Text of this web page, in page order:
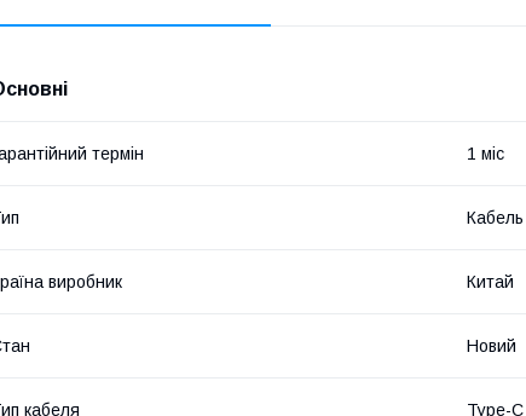
термін 1 міс
Кабель
виробник Китай
Новий
кабеля Type-C